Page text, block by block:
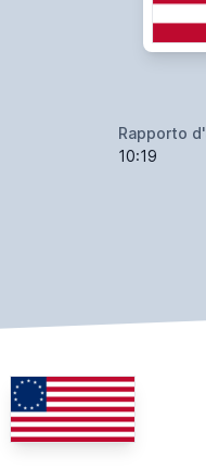
Rapporto
10:19